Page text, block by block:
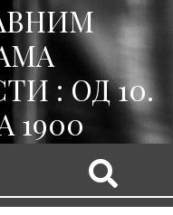
: ОД 10.
1900